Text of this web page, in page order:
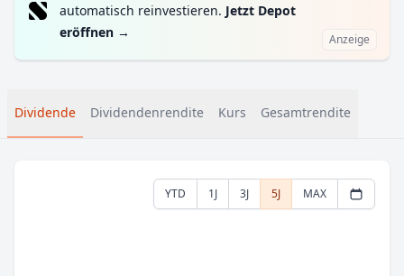
automatisch reinvestieren. Jetzt Depot
eröffnen → Anzeige
Dividende Dividendenrendite Kurs Gesamtrendite
YTD 1J 3J 5J MAX